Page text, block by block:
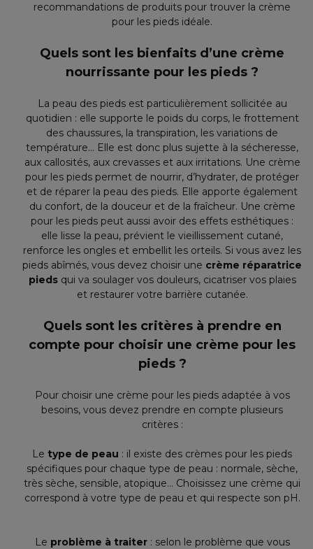
recommandations de produits pour trouver la crème
pour les pieds idéale.
Quels sont les bienfaits d’une crème
nourrissante pour les pieds ?
La peau des pieds est particulièrement sollicitée au
quotidien : elle supporte le poids du corps, le frottement
des chaussures, la transpiration, les variations de
température… Elle est donc plus sujette à la sécheresse,
aux callosités, aux crevasses et aux irritations. Une crème
pour les pieds permet de nourrir, d’hydrater, de protéger
et de réparer la peau des pieds. Elle apporte également
du confort, de la douceur et de la fraîcheur. Une crème
pour les pieds peut aussi avoir des effets esthétiques :
elle lisse la peau, prévient le vieillissement cutané,
renforce les ongles et embellit les orteils. Si vous avez les
pieds abîmés, vous devez choisir une crème réparatrice
piedsqui va soulager vos douleurs, cicatriser vos plaies
et restaurer votre barrière cutanée.
Quels sont les critères à prendre en
compte pour choisir une crème pour les
pieds ?
Pour choisir une crème pour les pieds adaptée à vos
besoins, vous devez prendre en compte plusieurs
critères :
Le type de peau : il existe des crèmes pour les pieds
spécifiques pour chaque type de peau : normale, sèche,
très sèche, sensible, atopique… Choisissez une crème qui
correspond à votre type de peau et qui respecte son pH.
Le problème à traiter: selon le problème que vous